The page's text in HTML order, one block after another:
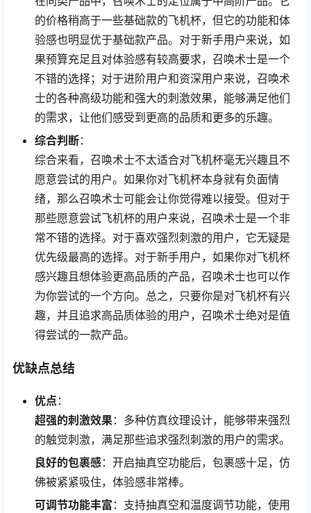
的价格稍高于一些基础款的飞机杯，但它的功能和体
验感也明显优于基础款产品。对于新手用户来说，如
果预算充足且对体验感有较高要求，召唤术士是一个
不错的选择；对于进阶用户和资深用户来说，召唤术
士的各种高级功能和强大的刺激效果，能够满足他们
的需求，让他们感受到更高的品质和更多的乐趣。
综合判断：
综合来看，召唤术士不太适合对飞机杯毫无兴趣且不
愿意尝试的用户。如果你对飞机杯本身就有负面情
绪，那么召唤术士可能会让你觉得难以接受。但对于
那些愿意尝试飞机杯的用户来说，召唤术士是一个非
常不错的选择。对于喜欢强烈刺激的用户，它无疑是
优先级最高的选择。对于新手用户，如果你对飞机杯
感兴趣且想体验更高品质的产品，召唤术士也可以作
为你尝试的一个方向。总之，只要你是对飞机杯有兴
趣，并且追求高品质体验的用户，召唤术士绝对是值
得尝试的一款产品。
优缺点总结
优点 ：
超强的刺激效果：多种仿真纹理设计，能够带来强烈
的触觉刺激，满足那些追求强烈刺激的用户的需求。
良好的包裹感：开启抽真空功能后，包裹感十足，仿
佛被紧紧吸住，体验感非常棒。
可调节功能丰富 ：支持抽真空和温度调节功能，使用